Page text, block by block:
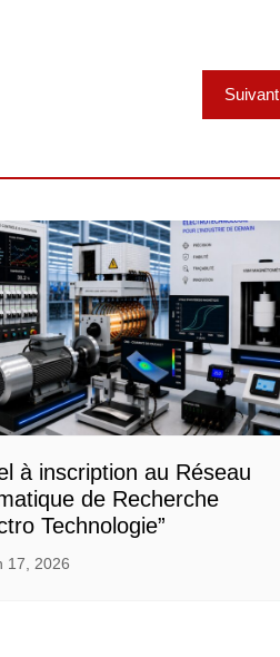
Suivant
à inscription au Réseau
de Recherche
Technologie”
17, 2026